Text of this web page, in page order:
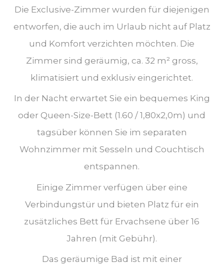
Die Exclusive-Zimmer wurden für diejenigen
entworfen, die auch im Urlaub nicht auf Platz
und Komfort verzichten möchten. Die
Zimmer sind geräumig, ca. 32 m² gross,
klimatisiert und exklusiv eingerichtet.
In der Nacht erwartet Sie ein bequemes King
oder Queen-Size-Bett (1.60 / 1,80x2,0m) und
tagsüber können Sie im separaten
Wohnzimmer mit Sesseln und Couchtisch
entspannen.
Einige Zimmer verfügen über eine
Verbindungstür und bieten Platz für ein
zusätzliches Bett für Ervachsene über 16
Jahren (mit Gebühr).
Das geräumige Bad ist mit einer